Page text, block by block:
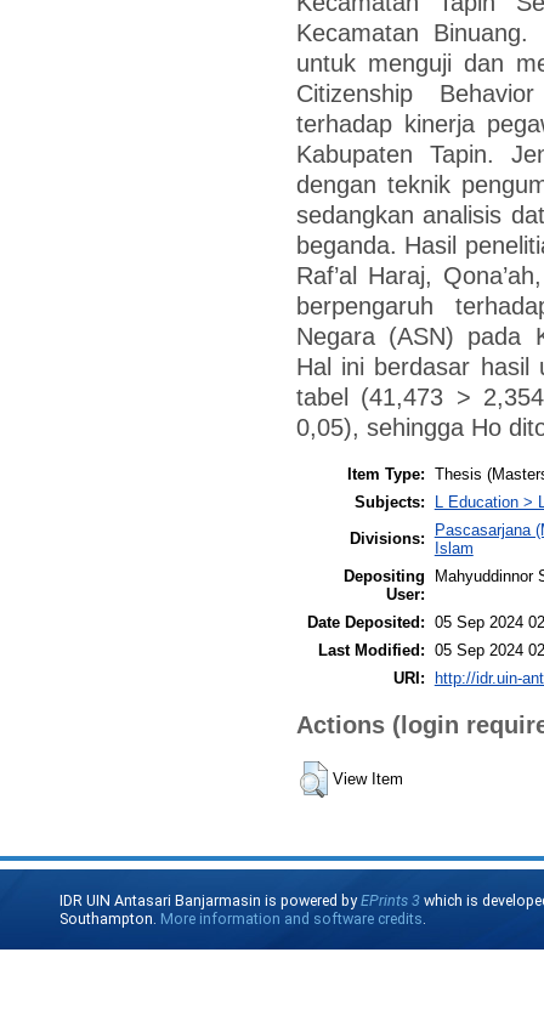
Kecamatan
untuk menguji dan
Citizenship
terhadap kinerja
Kabupaten Tapin.
dengan teknik
sedangkan analisis
beganda. Hasil
Raf’al Haraj,
berpengaruh
Negara (ASN) pada
Hal ini berdasar
tabel (41,473 >
0,05), sehingga Ho
Item Type: Thesis
Subjects:
L Education >
Divisions:
Pascasarjana
Islam
Depositing
User:
Mahyuddinnor
Date Deposited: 05 Sep 2024
Last Modified: 05 Sep 2024
URI: http://idr.uin-
Actions (login
View Item
IDR UIN Antasari Banjarmasin is powered byEPrints 3 which is
Southampton. More information and software credits.